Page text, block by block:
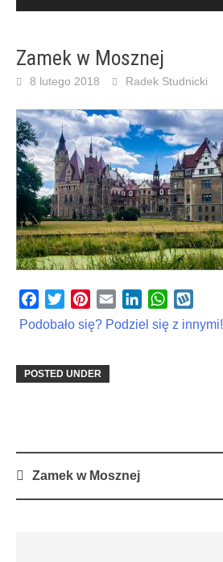
Zamek w Mosznej
8 lutego 2018 Radek Studnicki
Facebook
TwitterPinterest
Email LinkedInWhatsApp
Podobało się? Podziel się z innymi!
POSTED UNDER
PostZamek w Mosznej